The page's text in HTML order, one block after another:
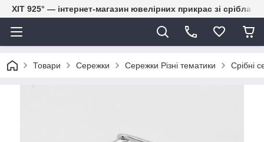
ХІТ 925° — інтернет-магазин ювелірних прикрас зі срібла
Товари Сережки Сережки Різні тематики Срібні